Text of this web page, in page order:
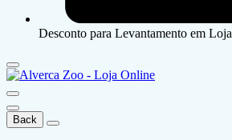
Desconto para Levantamento em Loja
Back